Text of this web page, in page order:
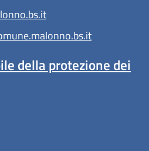
della protezione dei